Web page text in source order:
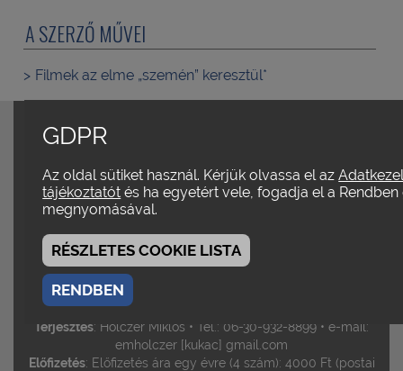
A SZERZŐ MŰVEI
Filmek az elme „szemén” keresztül*
Hirsch Tibor / Kovács András Bálint •
Vincze Teréz
Felelős szerkesztő: Vajdovich GyörgyiSzerkesztőségi
munkatárs: Jordán Helén
E-mail:metropolis [kukac] metropolis.org.hu •
4832523 (Jordán Helén)
www.facebook.com/pages/Metropolis/99554613940
Terjesztés: Holczer Miklós • Tel.: 06-30-932-8899 • e-mail:
emholczer [kukac] gmail.com
Előfizetés: Előfizetés ára egy évre (4 szám): 4000 Ft (postai
GDPR
Az oldal sütiket használ. Kérjük olvassa el az
tájékoztatót és ha egyetért vele, fogadja el a
megnyomásával.
RÉSZLETES COOKIE LISTA
RENDBEN